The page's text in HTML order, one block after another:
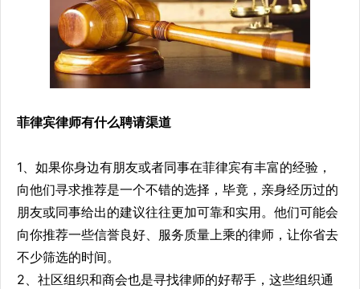
菲律宾律师有什么聘请渠道
1、如果你身边有朋友或者同事在菲律宾有丰富的经验，
向他们寻求推荐是一个不错的选择，毕竟，亲身经历过的
朋友或同事给出的建议往往更加可靠和实用。他们可能会
向你推荐一些信誉良好、服务质量上乘的律师，让你省去
不少筛选的时间。
2、社区组织和商会也是寻找律师的好帮手，这些组织通